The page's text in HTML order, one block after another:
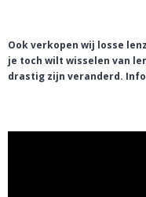
Ook verkopen wij losse
je toch wilt wisselen van
drastig zijn veranderd.